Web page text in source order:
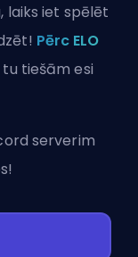
laiks iet spēlēt
Pērc ELO
tiešām esi
serverim